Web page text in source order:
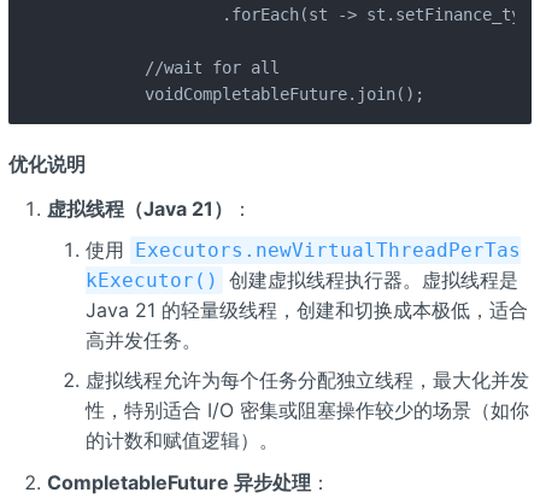
.forEach(st ->
        //wait for all
        voidCompletableFuture.join();
优化说明
虚拟线程（Java 21）
：
使用 Executors.newVirtualThreadPerTas
kExecutor()
创建虚拟线程执行器。虚拟线程是
Java 21 的轻量级线程，创建和切换成本极低，适合
高并发任务。
虚拟线程允许为每个任务分配独立线程，最大化并发
性，特别适合 I/O 密集或阻塞操作较少的场景（如你
的计数和赋值逻辑）。
CompletableFuture 异步处理 ：